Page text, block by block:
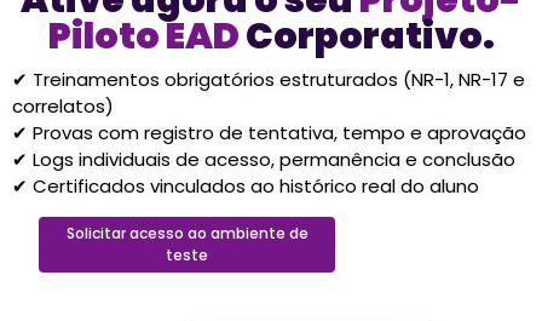
Piloto EADCorporativo.
✔ Treinamentos obrigatórios estruturados (NR-1, NR-17 e
correlatos)
✔ Provas com registro de tentativa, tempo e aprovação
✔ Logs individuais de acesso, permanência e conclusão
✔ Certificados vinculados ao histórico real do aluno
Solicitar acesso ao ambiente de
teste